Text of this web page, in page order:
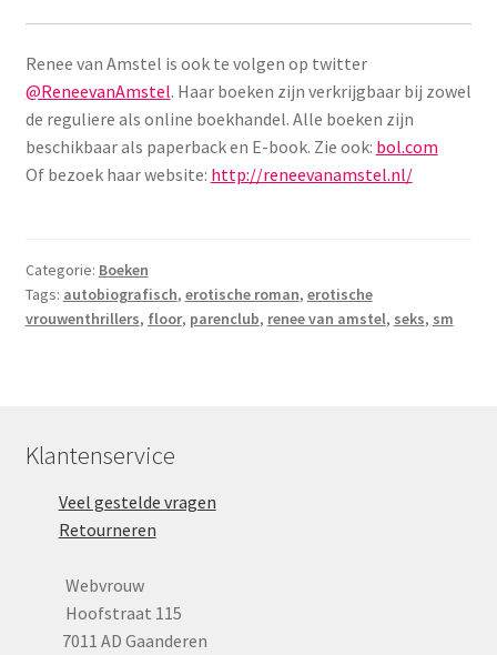
Renee van Amstel is ook te volgen op twitter
@ReneevanAmstel. Haar boeken zijn verkrijgbaar bij zowel
de reguliere als online boekhandel. Alle boeken zijn
beschikbaar als paperback en E-book. Zie ook: bol.com
Of bezoek haar website: http://reneevanamstel.nl/
Categorie: Boeken
Tags: autobiografisch, erotische roman, erotische
vrouwenthrillers, floor, parenclub, renee van amstel, seks, sm
Klantenservice
Veel gestelde vragen
Retourneren
Webvrouw
Hoofstraat 115
7011 AD Gaanderen